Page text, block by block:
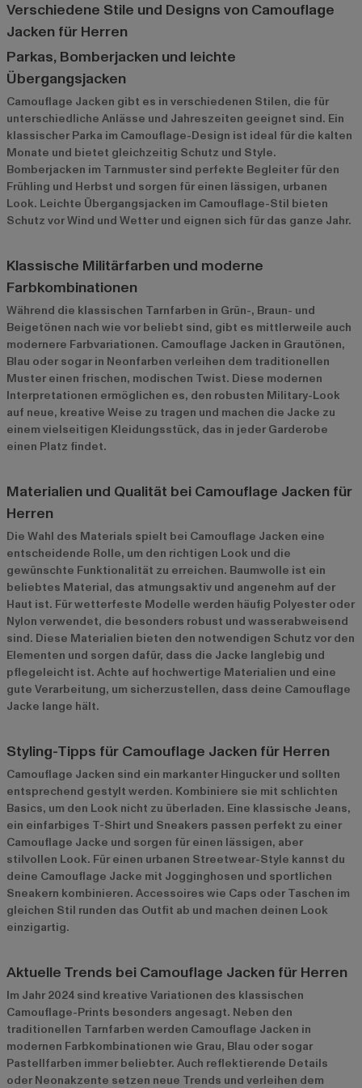
Verschiedene Stile und Designs von Camouflage
Jacken für Herren
Parkas, Bomberjacken und leichte
Übergangsjacken
Camouflage Jacken gibt es in verschiedenen Stilen, die für
unterschiedliche Anlässe und Jahreszeiten geeignet sind. Ein
klassischer Parka im Camouflage-Design ist ideal für die kalten
Monate und bietet gleichzeitig Schutz und Style.
Bomberjacken im Tarnmuster sind perfekte Begleiter für den
Frühling und Herbst und sorgen für einen lässigen, urbanen
Look. Leichte Übergangsjacken im Camouflage-Stil bieten
Schutz vor Wind und Wetter und eignen sich für das ganze Jahr.
Klassische Militärfarben und moderne
Farbkombinationen
Während die klassischen Tarnfarben in Grün-, Braun- und
Beigetönen nach wie vor beliebt sind, gibt es mittlerweile auch
modernere Farbvariationen. Camouflage Jacken in Grautönen,
Blau oder sogar in Neonfarben verleihen dem traditionellen
Muster einen frischen, modischen Twist. Diese modernen
Interpretationen ermöglichen es, den robusten Military-Look
auf neue, kreative Weise zu tragen und machen die Jacke zu
einem vielseitigen Kleidungsstück, das in jeder Garderobe
einen Platz findet.
Materialien und Qualität bei Camouflage Jacken für
Herren
Die Wahl des Materials spielt bei Camouflage Jacken eine
entscheidende Rolle, um den richtigen Look und die
gewünschte Funktionalität zu erreichen. Baumwolle ist ein
beliebtes Material, das atmungsaktiv und angenehm auf der
Haut ist. Für wetterfeste Modelle werden häufig Polyester oder
Nylon verwendet, die besonders robust und wasserabweisend
sind. Diese Materialien bieten den notwendigen Schutz vor den
Elementen und sorgen dafür, dass die Jacke langlebig und
pflegeleicht ist. Achte auf hochwertige Materialien und eine
gute Verarbeitung, um sicherzustellen, dass deine Camouflage
Jacke lange hält.
Styling-Tipps für Camouflage Jacken für Herren
Camouflage Jacken sind ein markanter Hingucker und sollten
entsprechend gestylt werden. Kombiniere sie mit schlichten
Basics, um den Look nicht zu überladen. Eine klassische Jeans,
ein einfarbiges T-Shirt und Sneakers passen perfekt zu einer
Camouflage Jacke und sorgen für einen lässigen, aber
stilvollen Look. Für einen urbanen Streetwear-Style kannst du
deine Camouflage Jacke mit Jogginghosen und sportlichen
Sneakern kombinieren. Accessoires wie Caps oder Taschen im
gleichen Stil runden das Outfit ab und machen deinen Look
einzigartig.
Aktuelle Trends bei Camouflage Jacken für Herren
Im Jahr 2024 sind kreative Variationen des klassischen
Camouflage-Prints besonders angesagt. Neben den
traditionellen Tarnfarben werden Camouflage Jacken in
modernen Farbkombinationen wie Grau, Blau oder sogar
Pastellfarben immer beliebter. Auch reflektierende Details
oder Neonakzente setzen neue Trends und verleihen dem